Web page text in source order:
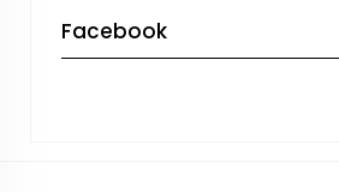
Facebook